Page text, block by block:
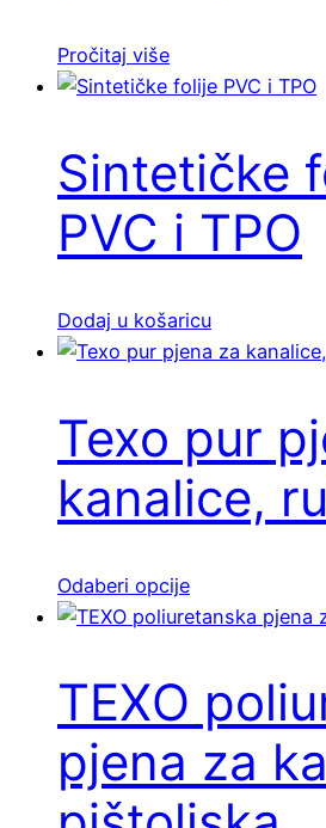
Pročitaj više
Sintetičke
PVC i TPO
Dodaj u košaricu
Texo pur
kanalice,
Odaberi opcijeOvaj
proizvod
varijanti.
Opcije
se
mogu
TEXO
pjena za